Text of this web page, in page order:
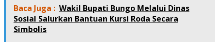
Baca Juga : Wakil Bupati Bungo Melalui Dinas
Sosial Salurkan Bantuan Kursi Roda Secara
Simbolis